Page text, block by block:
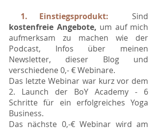
1. Einstiegsprodukt:
kostenfreie Angebote, um auf mich
aufmerksam zu machen wie der
Podcast, Infos über meinen
Newsletter, dieser Blog und
verschiedene 0,- € Webinare.
Das letzte Webinar war kurz vor dem
2. Launch der BoY Academy - 6
Schritte für ein erfolgreiches Yoga
Business.